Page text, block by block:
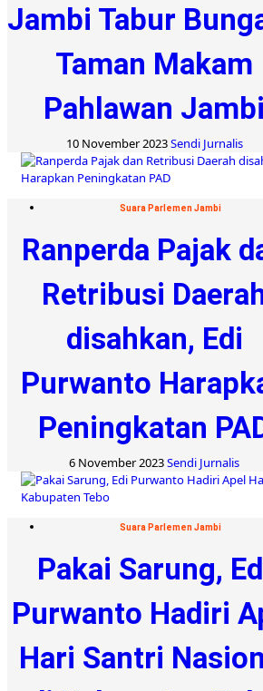
Jambi Tabur
Taman Makam
Pahlawan Jambi
10 November 2023Sendi Jurnalis
Suara Parlemen Jambi
Ranperda Pajak
Retribusi
disahkan, Edi
Purwanto
Peningkatan
6 November 2023Sendi Jurnalis
Suara Parlemen Jambi
Pakai Sarung,
Purwanto Hadiri
Hari Santri